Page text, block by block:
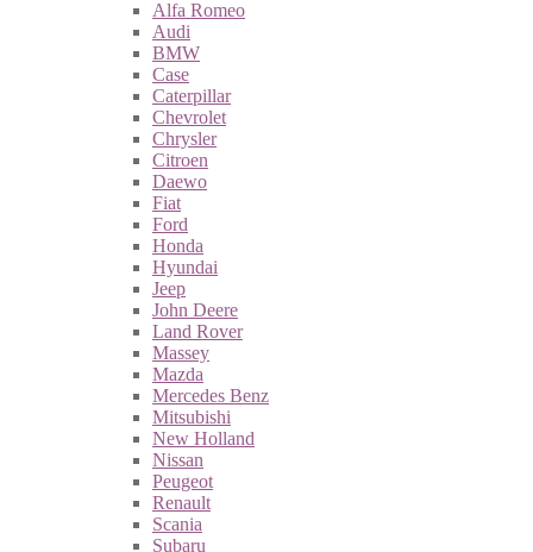
Alfa Romeo
Audi
BMW
Case
Caterpillar
Chevrolet
Chrysler
Citroen
Daewo
Fiat
Ford
Honda
Hyundai
Jeep
John Deere
Land Rover
Massey
Mazda
Mercedes Benz
Mitsubishi
New Holland
Nissan
Peugeot
Renault
Scania
Subaru